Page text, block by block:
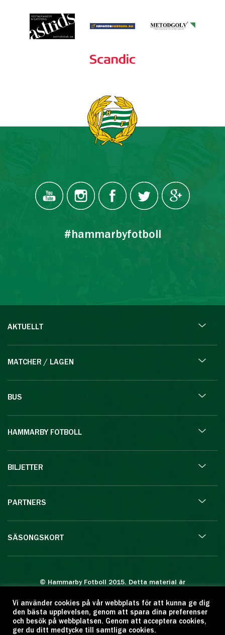
#hammarbyfotboll
AKTUELLT
MATCHER / LAGEN
BUS
HAMMARBY FOTBOLL
BILJETTER
PARTNERS
SÄSONGSKORT
© Hammarby Fotboll 2015. Detta material är
Eftertryck eller annan kopiering är förbjuden.
Citera oss gärna men ange källan:
www.hammarbyfotboll.se. Ansvarig utgivare:
Vi använder cookies på vår webbplats för att kunna ge dig
den bästa upplevelsen, genom att spara dina preferenser
och besök på webbplatsen. Genom att acceptera cookies,
ger du ditt medtycke till samtliga cookies.